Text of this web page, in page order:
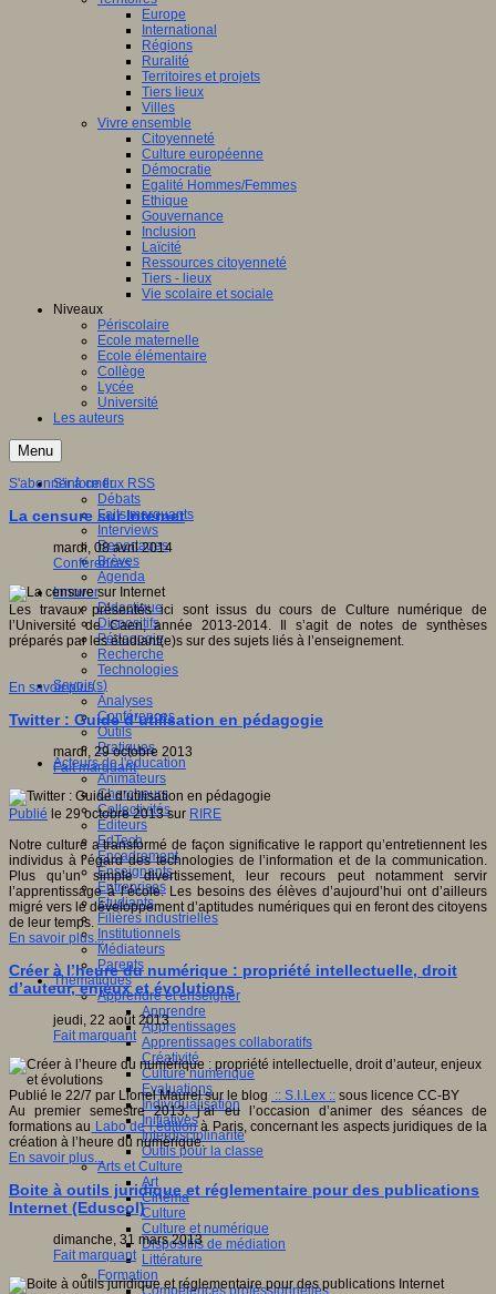
Europe
International
Régions
Ruralité
Territoires et projets
Tiers lieux
Villes
Vivre ensemble
Citoyenneté
Culture européenne
Démocratie
Egalité Hommes/Femmes
Ethique
Gouvernance
Inclusion
Laïcité
Ressources citoyenneté
Tiers - lieux
Vie scolaire et sociale
Niveaux
Périscolaire
Ecole maternelle
Ecole élémentaire
Collège
Lycée
Université
Les auteurs
Menu
S'informer
Débats
Faits marquants
Interviews
Reportages
Brèves
Agenda
Innover
Didactique
Dispositifs
Pédagogie
Recherche
Technologies
Savoir(s)
Analyses
Conférences
Outils
Pratiques
Acteurs de l'éducation
Animateurs
Chercheurs
Collectivités
Editeurs
EdTech
Encadrement
Enseignants
Entreprises
Etudiants
Filières industrielles
Institutionnels
Médiateurs
Parents
Thématiques
Apprendre et enseigner
Apprendre
Apprentissages
Apprentissages collaboratifs
Créativité
Culture numérique
Evaluations
Individualisation
Initiatives
Interdisciplinarité
Outils pour la classe
Arts et Culture
Art
Cinéma
Culture
Culture et numérique
Dispositifs de médiation
Littérature
Formation
Compétences professionnelles
S'abonner à ce flux RSS
La censure sur Internet
mardi, 08 avril 2014
Conférences
Les travaux présentés ici sont issus du cours de Culture numérique de
l’Université de Caen, année 2013-2014. Il s’agit de notes de synthèses
préparés par les étudiant(e)s sur des sujets liés à l’enseignement.
En savoir plus...
Twitter : Guide d’utilisation en pédagogie
mardi, 29 octobre 2013
Fait marquant
Publié le 29 octobre 2013 sur RIRE
Notre culture a transformé de façon significative le rapport qu’entretiennent les
individus à l’égard des technologies de l’information et de la communication.
Plus qu’un simple divertissement, leur recours peut notamment servir
l’apprentissage à l’école. Les besoins des élèves d’aujourd’hui ont d’ailleurs
migré vers le développement d’aptitudes numériques qui en feront des citoyens
de leur temps.
En savoir plus...
Créer à l’heure du numérique : propriété intellectuelle, droit
d’auteur, enjeux et évolutions
jeudi, 22 août 2013
Fait marquant
Publié le 22/7 par Lionel Maurel sur le blog :: S.I.Lex :: sous licence CC-BY
Au premier semestre 2013, j’ai eu l’occasion d’animer des séances de
formations au Labo de l’éditionà Paris, concernant les aspects juridiques de la
création à l’heure du numérique.
En savoir plus...
Boite à outils juridique et réglementaire pour des publications
Internet (Eduscol)
dimanche, 31 mars 2013
Fait marquant